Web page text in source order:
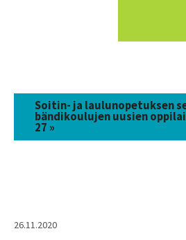
Soitin- ja laulunopetuksen
bändikoulujen uusien
27 »
26.11.2020